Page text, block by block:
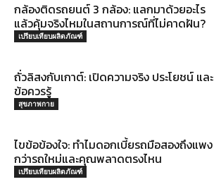
กล้องติดรถยนต์ 3 กล้อง: แลกมาด้วยอะไร
แล้วคุ้มจริงไหมในสถานการณ์ที่ไม่คาดฝัน?
เปรียบเทียบผลิตภัณฑ์
ถั่วลิสงกับเกาต์: เปิดความจริง ประโยชน์ และ
ข้อควรรู้
สุขภาพกาย
ไขข้อข้องใจ: ทำไมดอกเบี้ยรถมือสองถึงแพง
กว่ารถใหม่และคุณพลาดตรงไหน
เปรียบเทียบผลิตภัณฑ์